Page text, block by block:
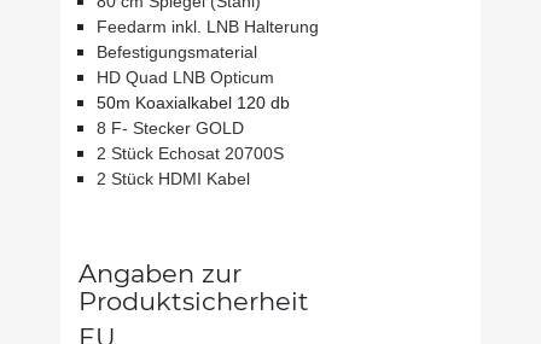
Feedarm inkl. LNB Halterung
Befestigungsmaterial
HD Quad LNB Opticum
50m Koaxialkabel 120 db
8 F- Stecker GOLD
2 Stück Echosat 20700S
2 Stück HDMI Kabel
Angaben zur
Produktsicherheit
EU